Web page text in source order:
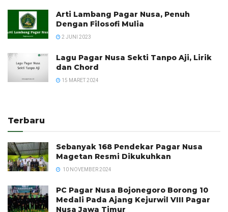
Arti Lambang Pagar Nusa, Penuh
Dengan Filosofi Mulia
2 JUNI 2023
Lagu Pagar Nusa Sekti Tanpo Aji, Lirik
dan Chord
15 MARET 2024
Terbaru
Sebanyak 168 Pendekar Pagar Nusa
Magetan Resmi Dikukuhkan
10 NOVEMBER 2024
PC Pagar Nusa Bojonegoro Borong 10
Medali Pada Ajang Kejurwil VIII Pagar
Nusa Jawa Timur